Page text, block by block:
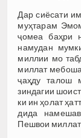
Дар сиёсати
муҳтарам
ҷомеа баҳри
намудан
миллии мо
миллат
ҷаҳду талош
зиндагии
ки ин ҳолат
дида
Пешвои